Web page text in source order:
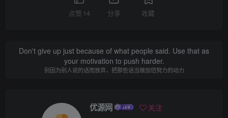
点赞 14 分享 收藏
Don't give up just because of what people said. Use that as
your motivation to push harder.
别因为别人说的话而放弃，把那些话当做加倍努力的动力
优源网 关注